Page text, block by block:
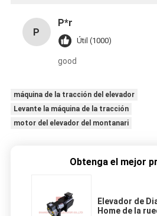
P
P*r
Útil (1000)
good
máquina de la tracción del elevador
Levante la máquina de la tracción
motor del elevador del montanari
Obtenga el mejor
Elevador de
Home de la